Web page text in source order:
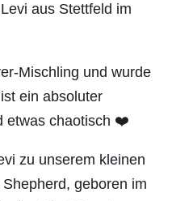
aus Stettfeld im
Mischling und wurde
ein absoluter
etwas chaotisch ❤️
zu unserem kleinen
geboren im